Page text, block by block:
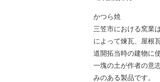
かつら焼
三笠市における窯業
によって煉瓦、屋根
道開拓当時の建物に
一塊の土が作者の意
みのある製品です。